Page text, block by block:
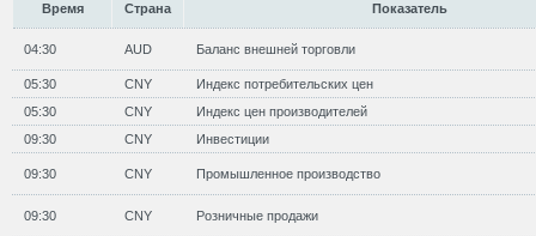
Время Страна Показатель
04:30 AUD Баланс внешней торговли
05:30 CNY
Индекс потребительских цен
05:30
CNY
Индекс цен производителей
09:30
CNY Инвестиции
09:30 CNY Промышленное производство
09:30 CNY Розничные продажи